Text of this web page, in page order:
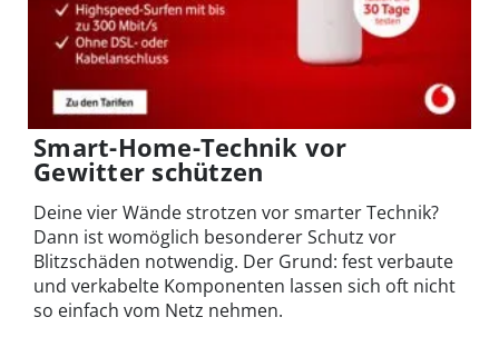
Smart-Home-Technik vor
Gewitter schützen
Deine vier Wände strotzen vor smarter Technik?
Dann ist womöglich besonderer Schutz vor
Blitzschäden notwendig. Der Grund: fest verbaute
und verkabelte Komponenten lassen sich oft nicht
so einfach vom Netz nehmen.